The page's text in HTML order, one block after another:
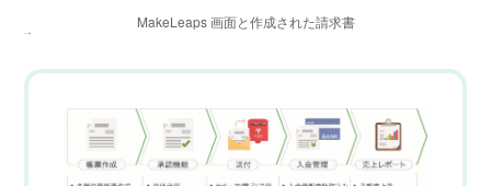
MakeLeaps 画面と作成された請求書